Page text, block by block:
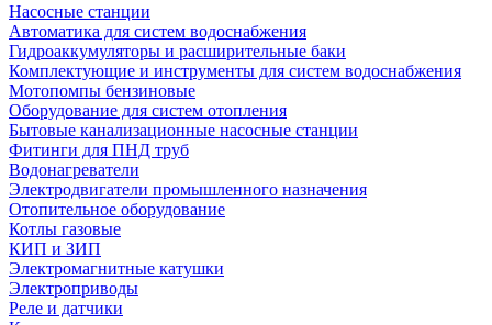
Насосные станции
Автоматика для систем водоснабжения
Гидроаккумуляторы и расширительные баки
Комплектующие и инструменты для систем водоснабжения
Мотопомпы бензиновые
Оборудование для систем отопления
Бытовые канализационные насосные станции
Фитинги для ПНД труб
Водонагреватели
Электродвигатели промышленного назначения
Отопительное оборудование
Котлы газовые
КИП и ЗИП
Электромагнитные катушки
Электроприводы
Реле и датчики